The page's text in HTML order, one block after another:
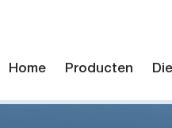
Home Producten